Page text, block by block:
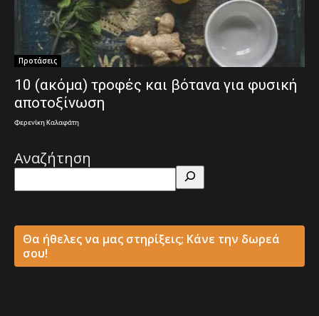
Προτάσεις
10 (ακόμα) τροφές και βότανα για φυσική
αποτοξίνωση
Φερενίκη Καλαφάτη
Αναζήτηση
Θα ήθελες να μας στηρίξεις; Κάνε την δωρεά
σου!